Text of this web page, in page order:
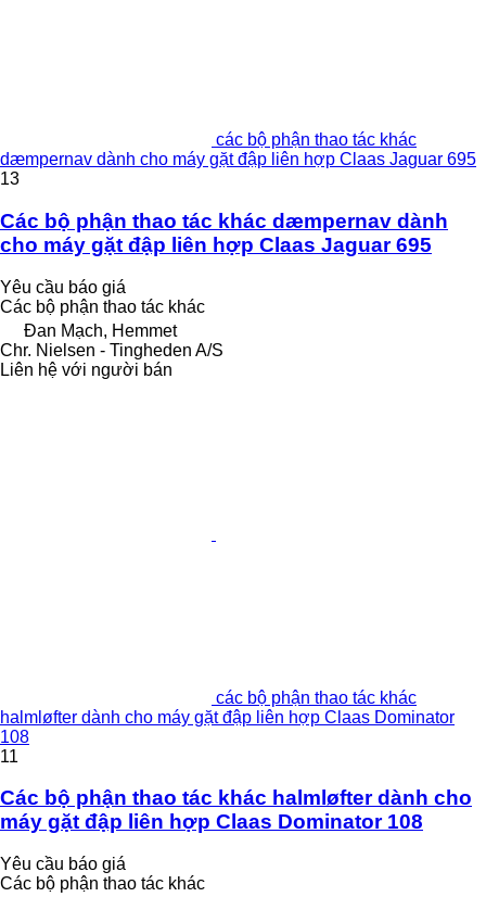
các bộ phận thao tác khác
dæmpernav dành cho máy gặt đập liên hợp Claas Jaguar 695
13
Các bộ phận thao tác khác dæmpernav dành
cho máy gặt đập liên hợp Claas Jaguar 695
Yêu cầu báo giá
Các bộ phận thao tác khác
Đan Mạch, Hemmet
Chr. Nielsen - Tingheden A/S
Liên hệ với người bán
các bộ phận thao tác khác
halmløfter dành cho máy gặt đập liên hợp Claas Dominator
108
11
Các bộ phận thao tác khác halmløfter dành cho
máy gặt đập liên hợp Claas Dominator 108
Yêu cầu báo giá
Các bộ phận thao tác khác